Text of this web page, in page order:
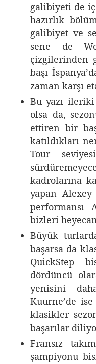
galibiyeti de
hazırlık
galibiyet ve
sene de
çizgilerinden
başı
zaman karşı
Bu yazı ileriki
olsa da,
ettiren bir
katıldıkları
Tour
kadrolarına
yapan Alexey
performansı
bizleri
Büyük
başarsa da
QuickStep
dördüncü
yenisini
Kuurne’de
klasikler
başarılar
Fransız
şampiyonu